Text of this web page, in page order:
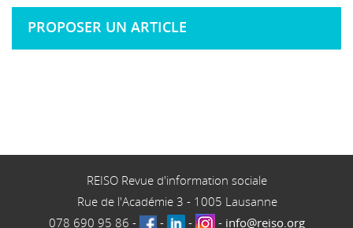
PROPOSER UN ARTICLE
REISO Revue d'information sociale
Rue de l'Académie 3 - 1005 Lausanne
078 690 95 86 - - - - info@reiso.org